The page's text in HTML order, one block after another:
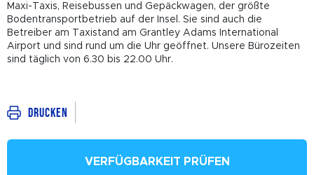
Maxi-Taxis, Reisebussen und Gepäckwagen, der größte
Bodentransportbetrieb auf der Insel. Sie sind auch die
Betreiber am Taxistand am Grantley Adams International
Airport und sind rund um die Uhr geöffnet. Unsere Bürozeiten
sind täglich von 6.30 bis 22.00 Uhr.
Drucken
VERFÜGBARKEIT PRÜFEN